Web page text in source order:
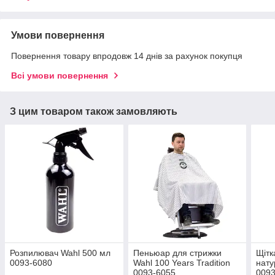
Умови повернення
Повернення товару впродовж 14 днів за рахунок покупця
Всі умови повернення
З цим товаром також замовляють
Розпилювач Wahl 500 мл
0093-6080
Пеньюар для стрижки
Wahl 100 Years Tradition
0093-6055